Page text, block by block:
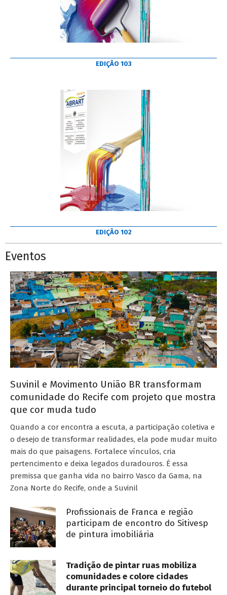
EDIÇÃO 103
EDIÇÃO 102
Eventos
Suvinil e Movimento União BR transformam
comunidade do Recife com projeto que mostra
que cor muda tudo
Quando a cor encontra a escuta, a participação coletiva e
o desejo de transformar realidades, ela pode mudar muito
mais do que paisagens. Fortalece vínculos, cria
pertencimento e deixa legados duradouros. É essa
premissa que ganha vida no bairro Vasco da Gama, na
Zona Norte do Recife, onde a Suvinil
Profissionais de Franca e região
participam de encontro do Sitivesp
de pintura imobiliária
Tradição de pintar ruas mobiliza
comunidades e colore cidades
durante principal torneio do futebol